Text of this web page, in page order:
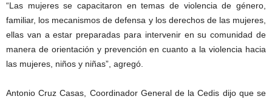
“Las mujeres se capacitaron en temas de violencia de género,
familiar, los mecanismos de defensa y los derechos de las mujeres,
ellas van a estar preparadas para intervenir en su comunidad de
manera de orientación y prevención en cuanto a la violencia hacia
las mujeres, niños y niñas”, agregó.
Antonio Cruz Casas, Coordinador General de la Cedis dijo que se